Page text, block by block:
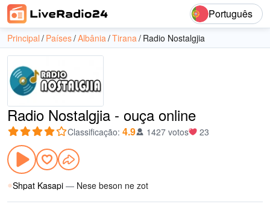
Português
Principal Países Albânia Tirana Radio Nostalgjia
Radio Nostalgjia - ouça online
Classificação: 4.9 1427 votos 23
Shpat Kasapi — Nese beson ne zot